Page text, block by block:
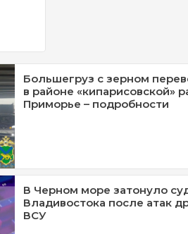
Большегруз с зерном
в районе «кипарисовской»
Приморье – подробности
В Черном море затонуло
Владивостока после атак
ВСУ